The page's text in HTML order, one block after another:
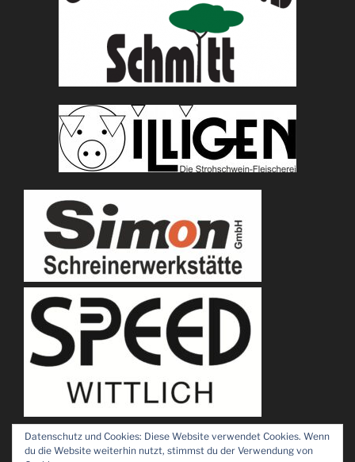
Datenschutz und Cookies: Diese Website verwendet Cookies. Wenn
du die Website weiterhin nutzt, stimmst du der Verwendung von